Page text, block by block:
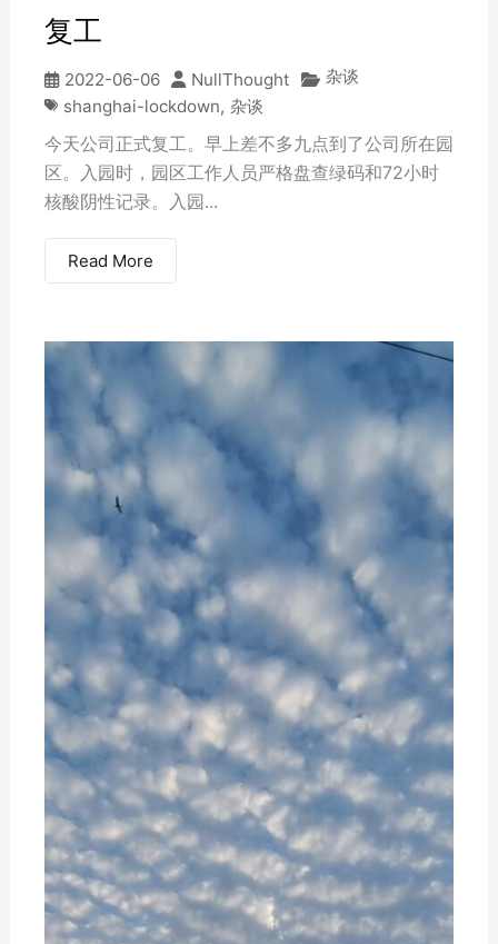
复工
2022-06-06 NullThought
杂谈
shanghai-lockdown, 杂谈
今天公司正式复工。早上差不多九点到了公司所在园
区。入园时，园区工作人员严格盘查绿码和72小时
核酸阴性记录。入园...
Read More